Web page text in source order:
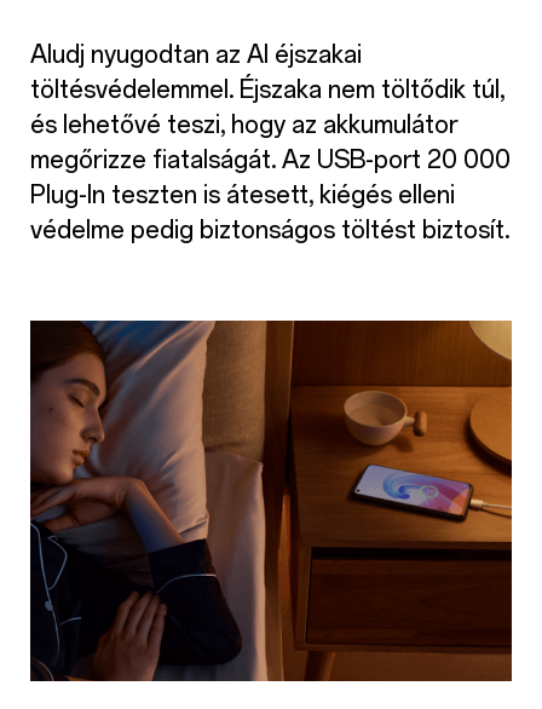
Aludj nyugodtan az AI éjszakai
töltésvédelemmel. Éjszaka nem töltődik túl,
és lehetővé teszi, hogy az akkumulátor
megőrizze fiatalságát. Az USB-port 20 000
Plug-In teszten is átesett, kiégés elleni
védelme pedig biztonságos töltést biztosít.